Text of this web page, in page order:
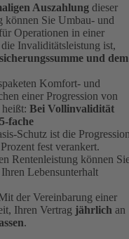
Auszahlung dieser
können Sie Umbau- und
Operationen in einer
die Invaliditätsleistung ist,
und dem
Komfort- und
einer Progression von
Bei Vollinvalidität
fache
Schutz ist die
fest verankert.
Rentenleistung können
Lebensunterhalt
der Vereinbarung einer
Ihren Vertrag jährlich an
.